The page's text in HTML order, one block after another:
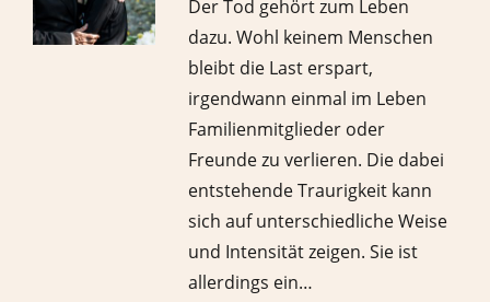
Der Tod gehört zum Leben
dazu. Wohl keinem Menschen
bleibt die Last erspart,
irgendwann einmal im Leben
Familienmitglieder oder
Freunde zu verlieren. Die dabei
entstehende Traurigkeit kann
sich auf unterschiedliche Weise
und Intensität zeigen. Sie ist
allerdings ein…